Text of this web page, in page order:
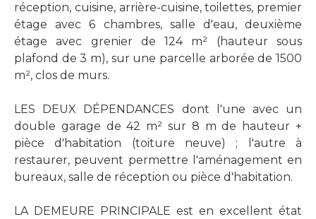
réception, cuisine, arrière-cuisine, toilettes, premier
étage avec 6 chambres, salle d'eau, deuxième
étage avec grenier de 124 m² (hauteur sous
plafond de 3 m), sur une parcelle arborée de 1500
m², clos de murs.
LES DEUX DÉPENDANCES dont l'une avec un
double garage de 42 m² sur 8 m de hauteur +
pièce d'habitation (toiture neuve) ; l'autre à
restaurer, peuvent permettre l'aménagement en
bureaux, salle de réception ou pièce d'habitation.
LA DEMEURE PRINCIPALE est en excellent état